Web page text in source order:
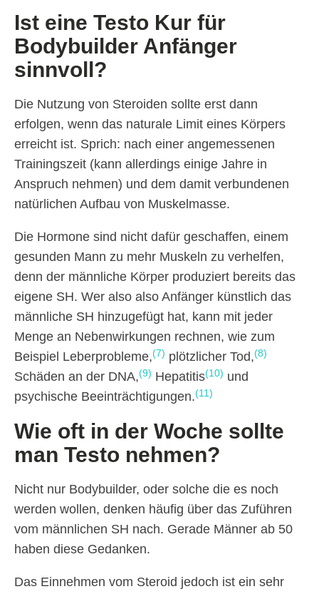
Ist eine Testo Kur für
Bodybuilder Anfänger
sinnvoll?
Die Nutzung von Steroiden sollte erst dann
erfolgen, wenn das naturale Limit eines Körpers
erreicht ist. Sprich: nach einer angemessenen
Trainingszeit (kann allerdings einige Jahre in
Anspruch nehmen) und dem damit verbundenen
natürlichen Aufbau von Muskelmasse.
Die Hormone sind nicht dafür geschaffen, einem
gesunden Mann zu mehr Muskeln zu verhelfen,
denn der männliche Körper produziert bereits das
eigene SH. Wer also also Anfänger künstlich das
männliche SH hinzugefügt hat, kann mit jeder
Menge an Nebenwirkungen rechnen, wie zum
Beispiel Leberprobleme,(7) plötzlicher Tod,(8)
Schäden an der DNA,(9) Hepatitis(10) und
psychische Beeinträchtigungen.(11)
Wie oft in der Woche sollte
man Testo nehmen?
Nicht nur Bodybuilder, oder solche die es noch
werden wollen, denken häufig über das Zuführen
vom männlichen SH nach. Gerade Männer ab 50
haben diese Gedanken.
Das Einnehmen vom Steroid jedoch ist ein sehr